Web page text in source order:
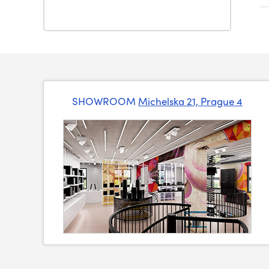
SHOWROOM Michelska 21, Prague 4